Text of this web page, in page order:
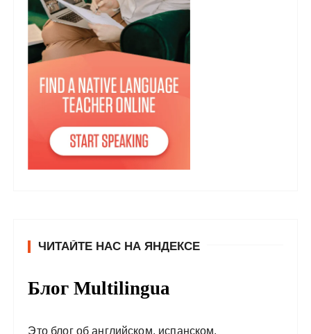
ЧИТАЙТЕ НАС НА ЯНДЕКСЕ
Блог Multilingua
Это блог об английском, испанском,